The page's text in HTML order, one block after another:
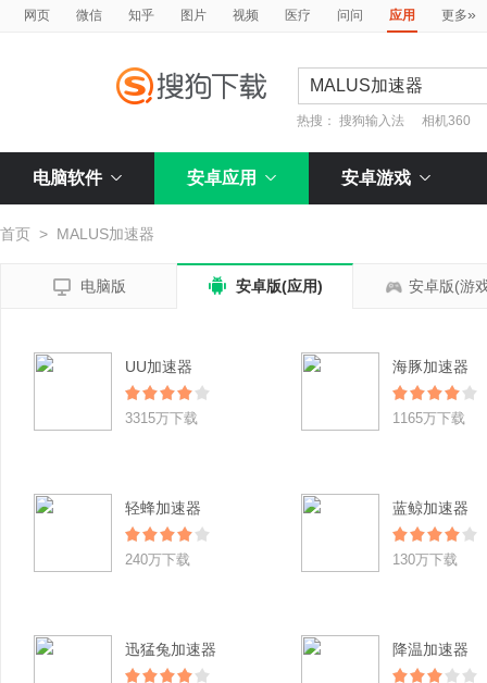
网页 微信 知乎 图片 视频 医疗 问问 应用 更多»
热搜：搜狗输入法 相机360
电脑软件 安卓应用 安卓游戏
首页 > MALUS加速器
 电脑版  安卓版(应用) 安卓版(游
UU加速器
3315万下载
海豚加速器
1165万下载
轻蜂加速器
240万下载
蓝鲸加速器
130万下载
迅猛兔加速器 降温加速器